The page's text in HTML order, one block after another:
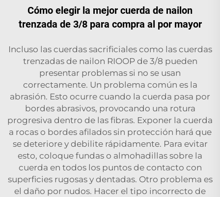
Cómo elegir la mejor cuerda de nailon
trenzada de 3/8 para compra al por mayor
Incluso las cuerdas sacrificiales como las cuerdas
trenzadas de nailon RIOOP de 3/8 pueden
presentar problemas si no se usan
correctamente. Un problema común es la
abrasión. Esto ocurre cuando la cuerda pasa por
bordes abrasivos, provocando una rotura
progresiva dentro de las fibras. Exponer la cuerda
a rocas o bordes afilados sin protección hará que
se deteriore y debilite rápidamente. Para evitar
esto, coloque fundas o almohadillas sobre la
cuerda en todos los puntos de contacto con
superficies rugosas y dentadas. Otro problema es
el daño por nudos. Hacer el tipo incorrecto de